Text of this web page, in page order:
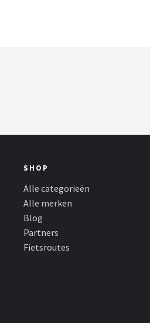
SHOP
Alle categorieën
Alle merken
Blog
Partners
Fietsroutes